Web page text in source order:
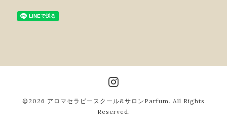
©2026 アロマセラピースクール&サロンParfum . All Rights
Reserved.